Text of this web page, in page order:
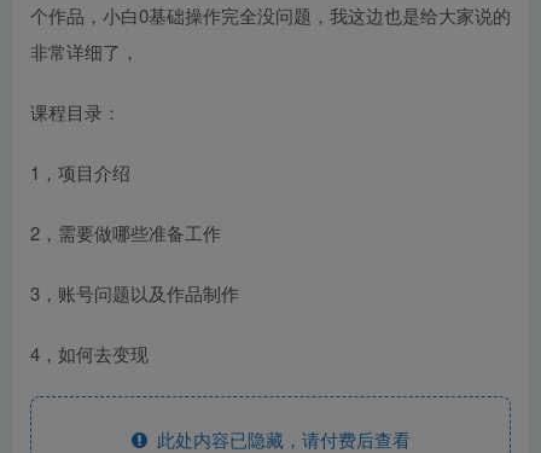
个作品，小白0基础操作完全没问题，我这边也是给大家说的
非常详细了，
课程目录：
1，项目介绍
2，需要做哪些准备工作
3，账号问题以及作品制作
4，如何去变现
此处内容已隐藏，请付费后查看